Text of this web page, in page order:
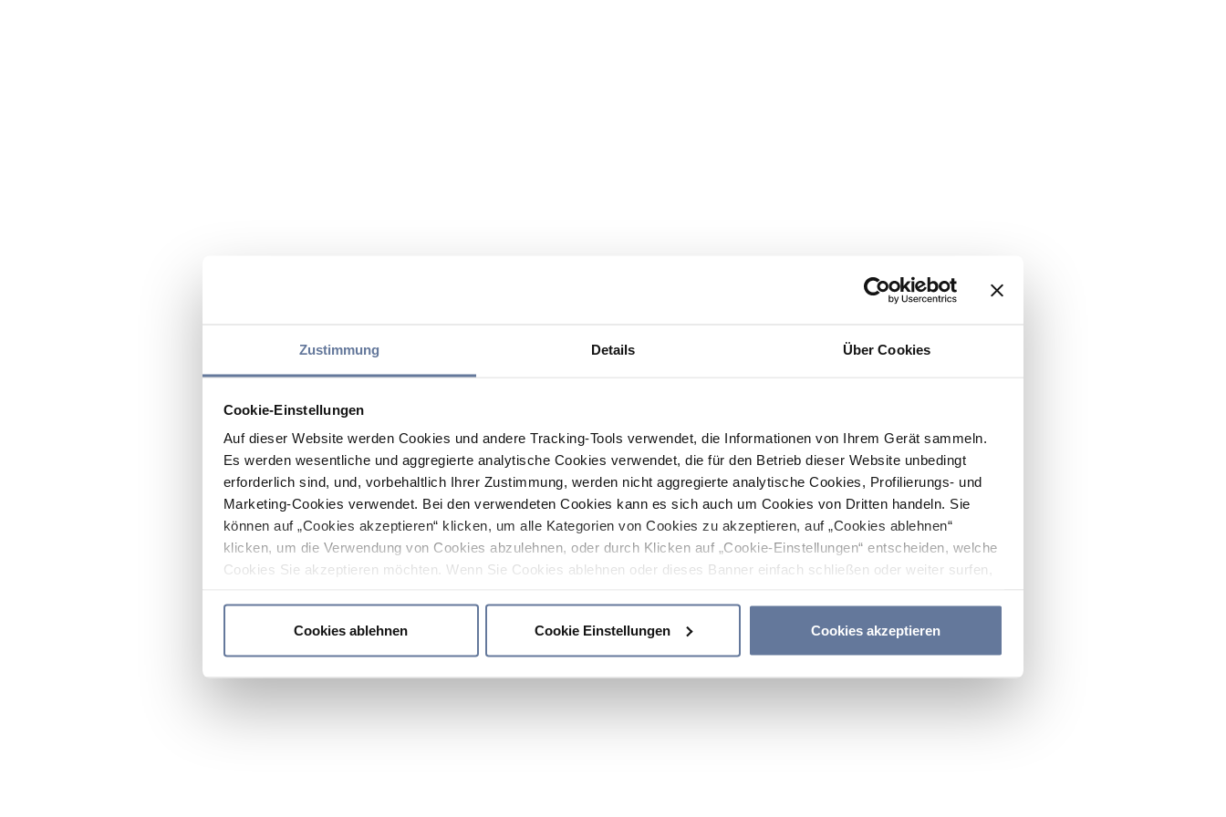
Zustimmung Details Über Cookies
Cookie-Einstellungen
Auf dieser Website werden Cookies und andere Tracking-Tools verwendet, die Informationen von Ihrem Gerät sammeln.
Es werden wesentliche und aggregierte analytische Cookies verwendet, die für den Betrieb dieser Website unbedingt
erforderlich sind, und, vorbehaltlich Ihrer Zustimmung, werden nicht aggregierte analytische Cookies, Profilierungs- und
Marketing-Cookies verwendet. Bei den verwendeten Cookies kann es sich auch um Cookies von Dritten handeln. Sie
können auf „Cookies akzeptieren“ klicken, um alle Kategorien von Cookies zu akzeptieren, auf „Cookies ablehnen“
klicken, um die Verwendung von Cookies abzulehnen, oder durch Klicken auf „Cookie-Einstellungen“ entscheiden, welche
Cookies Sie akzeptieren möchten. Wenn Sie Cookies ablehnen oder dieses Banner einfach schließen oder weiter surfen,
Cookies ablehnen
Cookie Einstellungen Cookies akzeptieren